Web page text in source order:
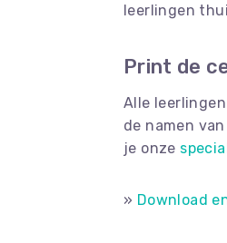
leerlingen
Print de
Alle
de namen
je onze
» Download